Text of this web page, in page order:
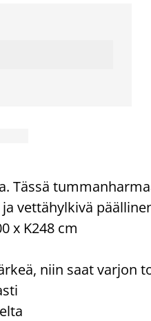
Tässä
vettähylkivä
x K248 cm
niin saat varjon